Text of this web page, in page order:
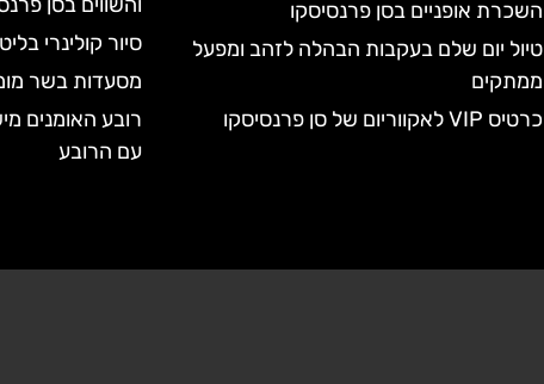
השכרת אופניים בסן פרנסיסקו
טיול יום שלם בעקבות הבהלה לזהב ומפעל
ממתקים
כרטיס VIP לאקווריום של סן פרנסיסקו
סיור קולינרי
מסעדות בשר
רובע האומנים
עם הרובע